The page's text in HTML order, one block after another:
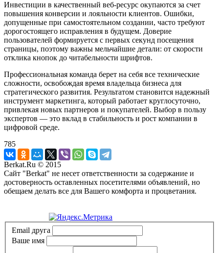
Инвестиции в качественный веб-ресурс окупаются за счет
повышения конверсии и лояльности клиентов. Ошибки,
допущенные при самостоятельном создании, часто требуют
дорогостоящего исправления в будущем. Доверие
пользователей формируется с первых секунд посещения
страницы, поэтому важны мельчайшие детали: от скорости
отклика кнопок до читабельности шрифтов.
Профессиональная команда берет на себя все технические
сложности, освобождая время владельца бизнеса для
стратегического развития. Результатом становится надежный
инструмент маркетинга, который работает круглосуточно,
привлекая новых партнеров и покупателей. Выбор в пользу
экспертов — это вклад в стабильность и рост компании в
цифровой среде.
785
Berkat.Ru © 2015
Сайт "Berkat" не несет ответственности за содержание и
достоверность оставленных посетителями объявлений, но
обещаем делать все для Вашего комфорта и процветания.
Email друга
Ваше имя